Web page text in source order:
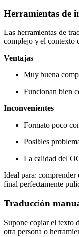
Herramientas de
Las herramientas de
complejo y el contexto
Ventajas
Muy buena
Funcionan bien
Inconvenientes
Formato poco
Posibles
La calidad del
Ideal para: comprender
final perfectamente
Traducción
Supone copiar el texto
otra persona o